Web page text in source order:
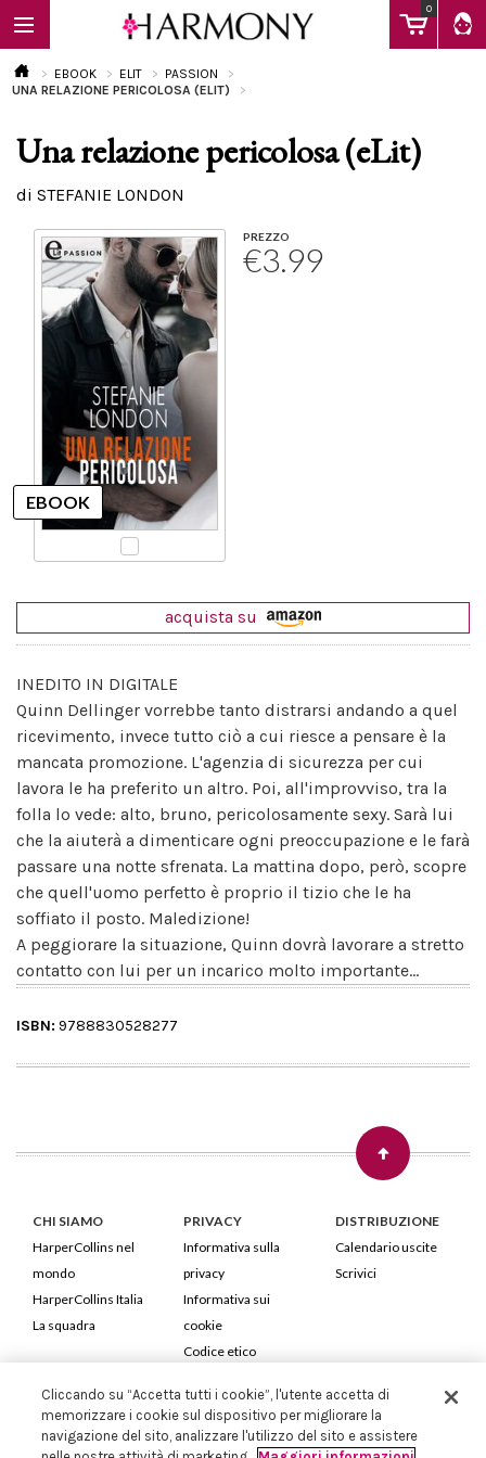
0
EBOOK
Calendario
EBOOK ELIT
PASSION
UNA RELAZIONE PERICOLOSA (ELIT)
Una relazione pericolosa (eLit)
di STEFANIE LONDON
PREZZO
€3.99
acquista su
INEDITO IN DIGITALE
Quinn Dellinger vorrebbe tanto distrarsi andando a quel
ricevimento, invece tutto ciò a cui riesce a pensare è la
mancata promozione. L'agenzia di sicurezza per cui
lavora le ha preferito un altro. Poi, all'improvviso, tra la
folla lo vede: alto, bruno, pericolosamente sexy. Sarà lui
che la aiuterà a dimenticare ogni preoccupazione e le farà
passare una notte sfrenata. La mattina dopo, però, scopre
che quell'uomo perfetto è proprio il tizio che le ha
soffiato il posto. Maledizione!
A peggiorare la situazione, Quinn dovrà lavorare a stretto
contatto con lui per un incarico molto importante...
ISBN: 9788830528277
CHI SIAMO
HarperCollins nel
mondo
HarperCollins Italia
La squadra
PRIVACY
Informativa sulla
privacy
Informativa sui
cookie
Codice etico
DISTRIBUZIONE
Calendario uscite
Scrivici
HarperCollins Italia S.p.A. Viale Monte Nero, 84 - 20135 Milano
Cod. Fiscale e P.IVA 05946780151 - Capitale Sociale 258.250 €
Cliccando su “Accetta tutti i cookie”, l'utente accetta di
memorizzare i cookie sul dispositivo per migliorare la
navigazione del sito, analizzare l'utilizzo del sito e assistere